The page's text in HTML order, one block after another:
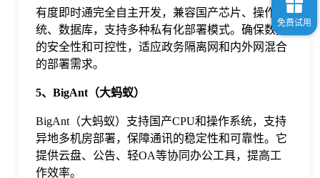
有度即时通完全自主开发，兼容国产芯片、操作系
统、数据库，支持多种私有化部署模式。确保数据
的安全性和可控性，适应政务隔离网和内外网混合
的部署需求。
5、BigAnt（大蚂蚁）
BigAnt（大蚂蚁）支持国产CPU和操作系统，支持
异地多机房部署，保障通讯的稳定性和可靠性。它
提供云盘、公告、轻OA等协同办公工具，提高工
作效率。